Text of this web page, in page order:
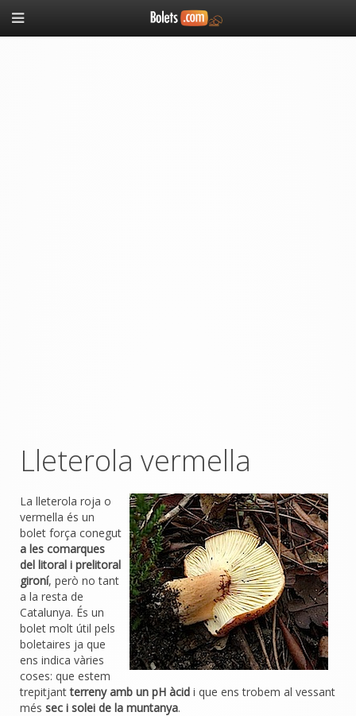
Lleterola vermella
La lleterola roja o
vermella és un
bolet força conegut
a les comarques
del litoral i prelitoral
gironí, però no tant
a la resta de
Catalunya. És un
bolet molt útil pels
boletaires ja que
ens indica vàries
coses: que estem
trepitjantterreny amb un pH àcid i que ens trobem al vessant
més sec i solei de la muntanya.